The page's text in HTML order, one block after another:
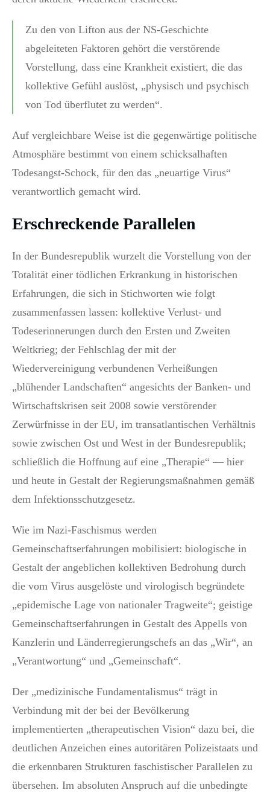
Zu den von Lifton aus der NS-Geschichte
abgeleiteten Faktoren gehört die verstörende
Vorstellung, dass eine Krankheit existiert, die das
kollektive Gefühl auslöst, „physisch und psychisch
von Tod überflutet zu werden“.
Auf vergleichbare Weise ist die gegenwärtige politische
Atmosphäre bestimmt von einem schicksalhaften
Todesangst-Schock, für den das „neuartige Virus“
verantwortlich gemacht wird.
Erschreckende Parallelen
In der Bundesrepublik wurzelt die Vorstellung von der
Totalität einer tödlichen Erkrankung in historischen
Erfahrungen, die sich in Stichworten wie folgt
zusammenfassen lassen: kollektive Verlust- und
Todeserinnerungen durch den Ersten und Zweiten
Weltkrieg; der Fehlschlag der mit der
Wiedervereinigung verbundenen Verheißungen
„blühender Landschaften“ angesichts der Banken- und
Wirtschaftskrisen seit 2008 sowie verstörender
Zerwürfnisse in der EU, im transatlantischen Verhältnis
sowie zwischen Ost und West in der Bundesrepublik;
schließlich die Hoffnung auf eine „Therapie“ — hier
und heute in Gestalt der Regierungsmaßnahmen gemäß
dem Infektionsschutzgesetz.
Wie im Nazi-Faschismus werden
Gemeinschaftserfahrungen mobilisiert: biologische in
Gestalt der angeblichen kollektiven Bedrohung durch
die vom Virus ausgelöste und virologisch begründete
„epidemische Lage von nationaler Tragweite“; geistige
Gemeinschaftserfahrungen in Gestalt des Appells von
Kanzlerin und Länderregierungschefs an das „Wir“, an
„Verantwortung“ und „Gemeinschaft“.
Der „medizinische Fundamentalismus“ trägt in
Verbindung mit der bei der Bevölkerung
implementierten „therapeutischen Vision“ dazu bei, die
deutlichen Anzeichen eines autoritären Polizeistaats und
die erkennbaren Strukturen faschistischer Parallelen zu
übersehen. Im absoluten Anspruch auf die unbedingte